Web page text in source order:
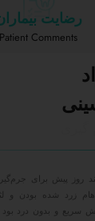
رضایت
Patient Comments
روز پیش برای
زرد شده بودن و
سریع و بدون درد